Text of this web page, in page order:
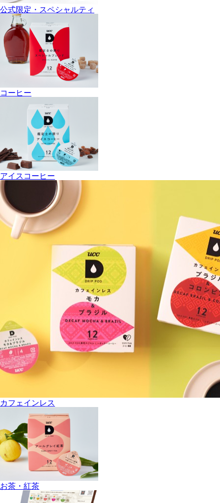
公式限定・スペシャルティ
コーヒー
アイスコーヒー
カフェインレス
お茶・紅茶